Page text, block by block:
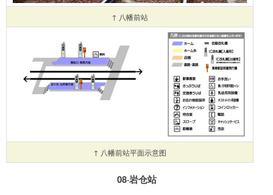
↑ 八幡前站
↑ 八幡前站平面示意图
08·岩仓站